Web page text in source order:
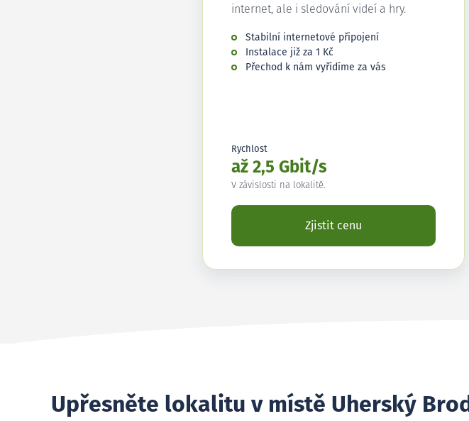
internet, ale i sledování videí a hry.
Stabilní internetové připojení
Instalace již za 1 Kč
Přechod k nám vyřídíme za vás
Rychlost
až 2,5 Gbit/s
V závislosti na lokalitě.
Zjistit cenu
Upřesněte lokalitu v místě Uherský Brod